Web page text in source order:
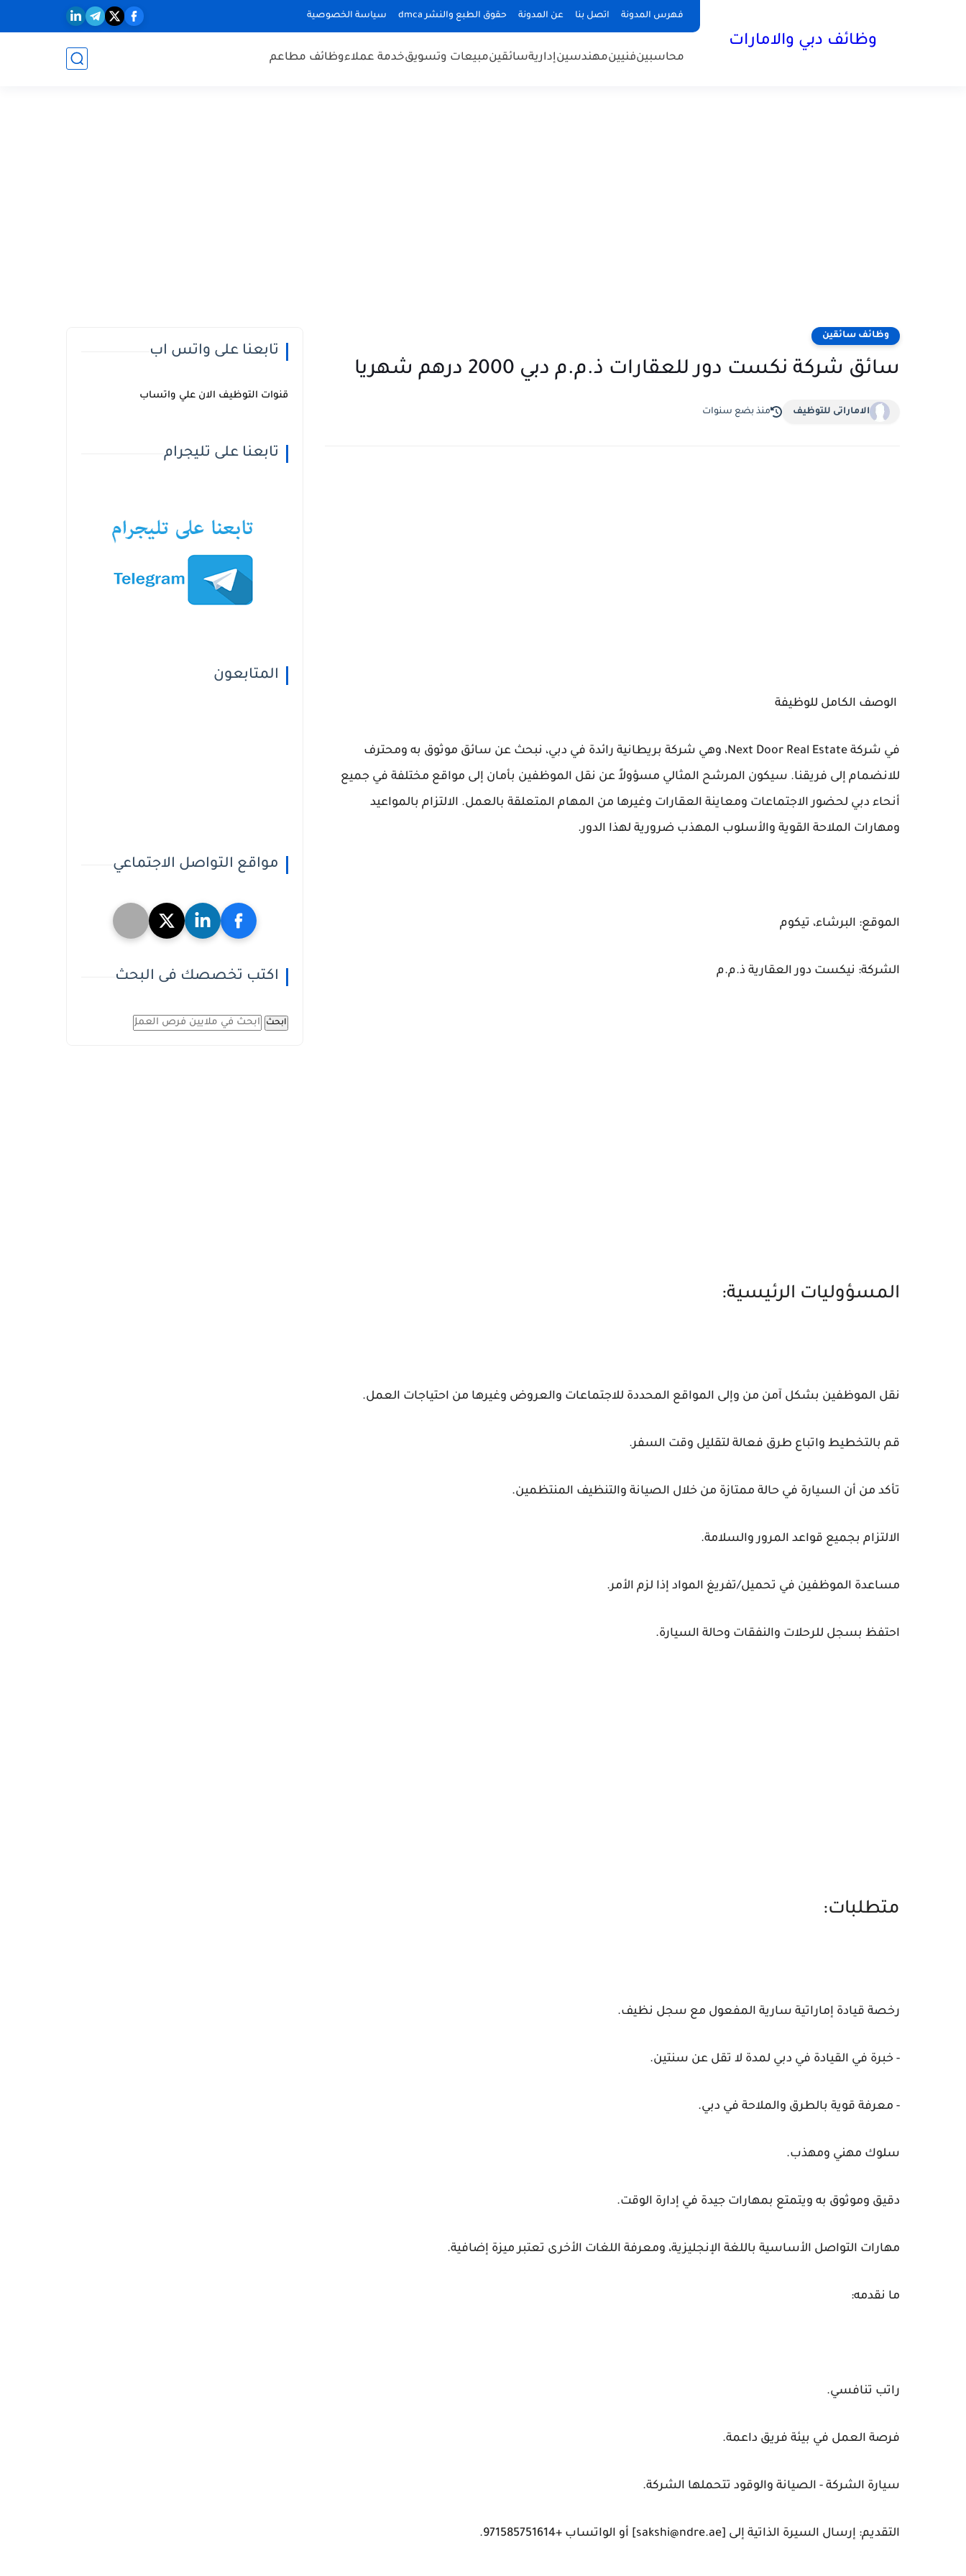
فهرس المدونة اتصل بنا عن المدونة حقوق الطبع والنشر dmca سياسة الخصوصية
وظائف دبي والامارات
محاسبينفنيينمهندسينإداريةسائقينمبيعات وتسويقخدمة عملاءوظائف مطاعم
وظائف سائقين
سائق شركة نكست دور للعقارات ذ.م.م دبي 2000 درهم شهريا
الاماراتى للتوظيف منذ بضع سنوات
الوصف الكامل للوظيفة
في شركة Next Door Real Estate، وهي شركة بريطانية رائدة في دبي، نبحث عن سائق موثوق به ومحترف
للانضمام إلى فريقنا. سيكون المرشح المثالي مسؤولاً عن نقل الموظفين بأمان إلى مواقع مختلفة في جميع
أنحاء دبي لحضور الاجتماعات ومعاينة العقارات وغيرها من المهام المتعلقة بالعمل. الالتزام بالمواعيد
ومهارات الملاحة القوية والأسلوب المهذب ضرورية لهذا الدور.
الموقع: البرشاء، تيكوم
الشركة: نيكست دور العقارية ذ.م.م
المسؤوليات الرئيسية:
نقل الموظفين بشكل آمن من وإلى المواقع المحددة للاجتماعات والعروض وغيرها من احتياجات العمل.
قم بالتخطيط واتباع طرق فعالة لتقليل وقت السفر.
تأكد من أن السيارة في حالة ممتازة من خلال الصيانة والتنظيف المنتظمين.
الالتزام بجميع قواعد المرور والسلامة.
مساعدة الموظفين في تحميل/تفريغ المواد إذا لزم الأمر.
احتفظ بسجل للرحلات والنفقات وحالة السيارة.
متطلبات:
رخصة قيادة إماراتية سارية المفعول مع سجل نظيف.
- خبرة في القيادة في دبي لمدة لا تقل عن سنتين.
- معرفة قوية بالطرق والملاحة في دبي.
سلوك مهني ومهذب.
دقيق وموثوق به ويتمتع بمهارات جيدة في إدارة الوقت.
مهارات التواصل الأساسية باللغة الإنجليزية، ومعرفة اللغات الأخرى تعتبر ميزة إضافية.
ما نقدمه:
راتب تنافسي.
فرصة العمل في بيئة فريق داعمة.
سيارة الشركة - الصيانة والوقود تتحملها الشركة.
التقديم: إرسال السيرة الذاتية إلى [sakshi@ndre.ae] أو الواتساب +971585751614.
تابعنا على واتس اب
قنوات التوظيف الان علي واتساب
تابعنا على تليجرام
المتابعون
مواقع التواصل الاجتماعي
اكتب تخصصك فى البحث
ابحث